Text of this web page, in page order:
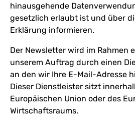
hinausgehende
gesetzlich erlaubt ist und über
Erklärung informieren.
Der Newsletter wird im Rahmen
unserem Auftrag durch einen
an den wir Ihre E-Mail-Adresse
Dieser Dienstleister sitzt
Europäischen Union oder des
Wirtschaftsraums.